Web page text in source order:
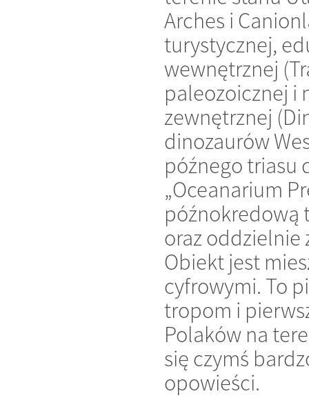
Arches i
turystycznej,
wewnętrznej
paleozoicznej i
zewnętrznej
dinozaurów
późnego triasu
„Oceanarium
późnokredową
oraz oddzielnie
Obiekt jest
cyfrowymi. To
tropom i
Polaków na
się czymś
opowieści.